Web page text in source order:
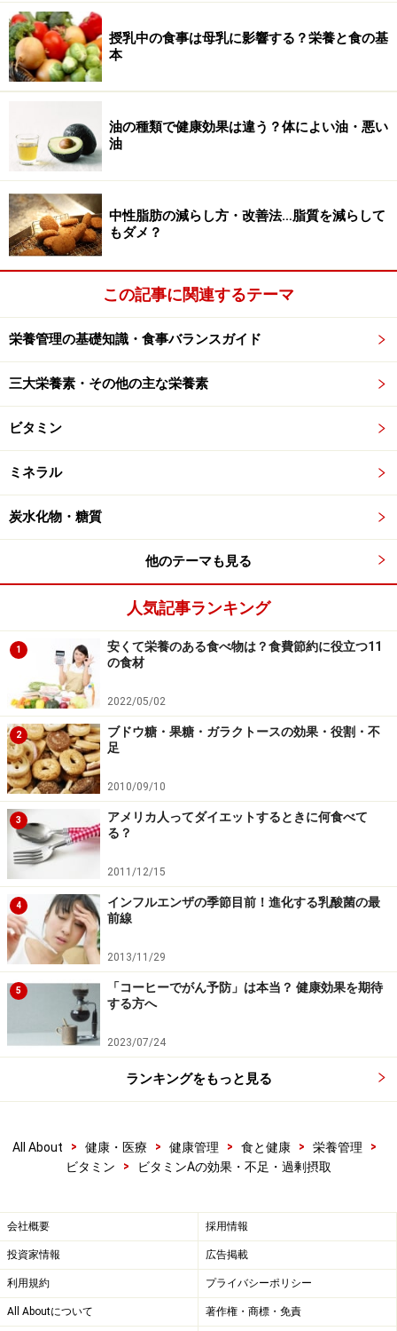
かぼちゃを丸ごと1個食べるなどということは避けまし
ょう。カロテノイドはビタミンAに変換される役割以外
にも抗酸化作用によって細胞を守る働きがあると言われ
ています。適度な脂質を摂取することで効率よくビタミ
ビタミンAの推奨量・摂取量
ビタミンAの推奨量は女性（30から69歳の場合）は
700μgRE、男性は（18歳～69歳の場合）850μgREです。
平成18年の国民健康・栄養調査によると、女性は平均
572μgRE、男性では平均624μgRE摂取していると報告さ
算された分量です。国民の平均摂取量は推奨量を下回っ
ています。
ビタミンA、カロテノイドが不足する可能
性がある人
色の濃い野菜をあまり食べない人はビタミンAが不足す
る可能性があります。
ビタミンAを多く含む食品
レバー、卵、色の濃い野菜や果物。ビタミンA含有量の
例は以下の通り。
ほうれんそう（ゆで、お浸し約1人前、40g）
180μgRE、10カロリー
にんじん（小1/2個、30g） 204μgRE、11カロリー
かぼちゃ（煮物サイズ3切れ、130g） 90μgRE、78
カロリー
トマト （くし型4切れ、80g）36μgRE、15カロリ
ー
ど）はガイドの個人的な判断です。食品の重さに基づい
た栄養素の量は文部科学省の食品成分データベースを使
用して求めました。
※記事内容は執筆時点のものです。最新の内容をご確認くださ
い。
授乳中の食事は母乳に影響する？栄養と食の基
本
油の種類で健康効果は違う？体によい油・悪い
油
中性脂肪の減らし方・改善法…脂質を減らして
もダメ？
この記事に関連するテーマ
栄養管理の基礎知識・食事バランスガイド
三大栄養素・その他の主な栄養素
ビタミン
ミネラル
炭水化物・糖質
他のテーマも見る
人気記事ランキング
1
安くて栄養のある食べ物は？食費節約に役立つ11
の食材
2022/05/02
2
ブドウ糖・果糖・ガラクトースの効果・役割・不
足
2010/09/10
3
アメリカ人ってダイエットするときに何食べて
る？
2011/12/15
4
インフルエンザの季節目前！進化する乳酸菌の最
前線
2013/11/29
5
「コーヒーでがん予防」は本当？ 健康効果を期待
する方へ
2023/07/24
ランキングをもっと見る
All About > 健康・医療 > 健康管理 > 食と健康 > 栄養管理
>
ビタミン
> ビタミンAの効果・不足・過剰摂取
会社概要 採用情報
投資家情報 広告掲載
利用規約 プライバシーポリシー
All Aboutについて 著作権・商標・免責